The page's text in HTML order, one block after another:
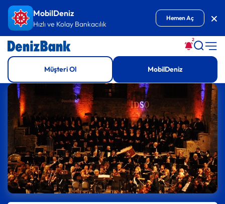
İçeriğe GitMobilDeniz
Hızlı ve Kolay Bankacılık
Hemen Aç
2
Müşteri Ol MobilDeniz